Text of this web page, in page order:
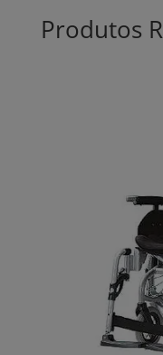
Produtos